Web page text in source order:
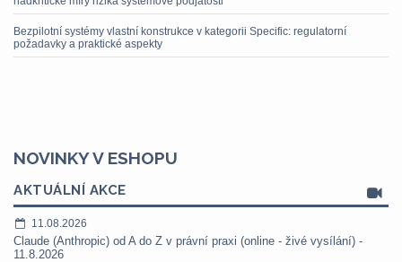
Bezpilotní systémy vlastní konstrukce v kategorii Specific: regulatorní
požadavky a praktické aspekty
NOVINKY V ESHOPU
AKTUÁLNÍ AKCE
11.08.2026
Claude (Anthropic) od A do Z v právní praxi (online - živé vysílání) -
11.8.2026